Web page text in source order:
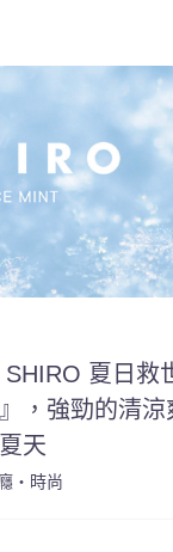
SHIRO 夏日救
，強勁的清涼
天
・時尚